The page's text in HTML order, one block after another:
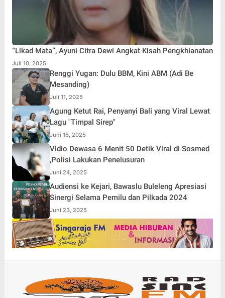
“Likad Mata”, Ayuni Citra Dewi Angkat Kisah Pengkhianatan
Juli 10, 2025
Renggi Yugan: Dulu BBM, Kini ABM (Adi Be
Mesanding)
Juli 11, 2025
Agung Ketut Rai, Penyanyi Bali yang Viral Lewat
Lagu "Timpal Sirep"
Juni 16, 2025
Vidio Dewasa 6 Menit 50 Detik Viral di Sosmed
,Polisi Lakukan Penelusuran
Juni 24, 2025
Audiensi ke Kejari, Bawaslu Buleleng Apresiasi
Sinergi Selama Pemilu dan Pilkada 2024
Juni 23, 2025